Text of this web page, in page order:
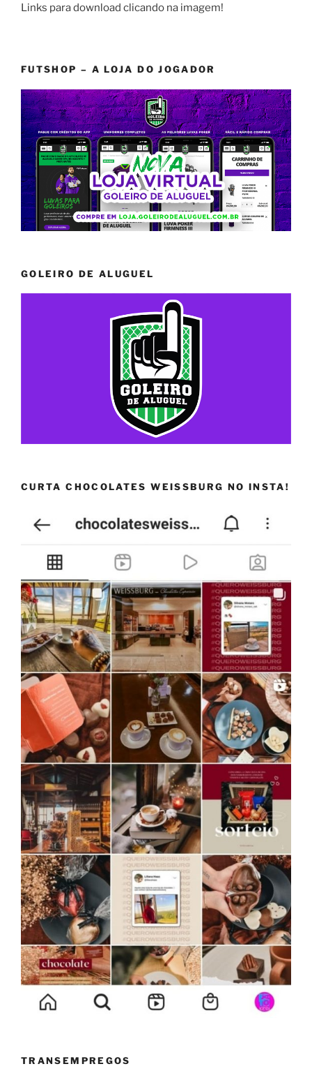
Links para download clicando na imagem!
FUTSHOP – A LOJA DO JOGADOR
GOLEIRO DE ALUGUEL
CURTA CHOCOLATES WEISSBURG NO INSTA!
TRANSEMPREGOS